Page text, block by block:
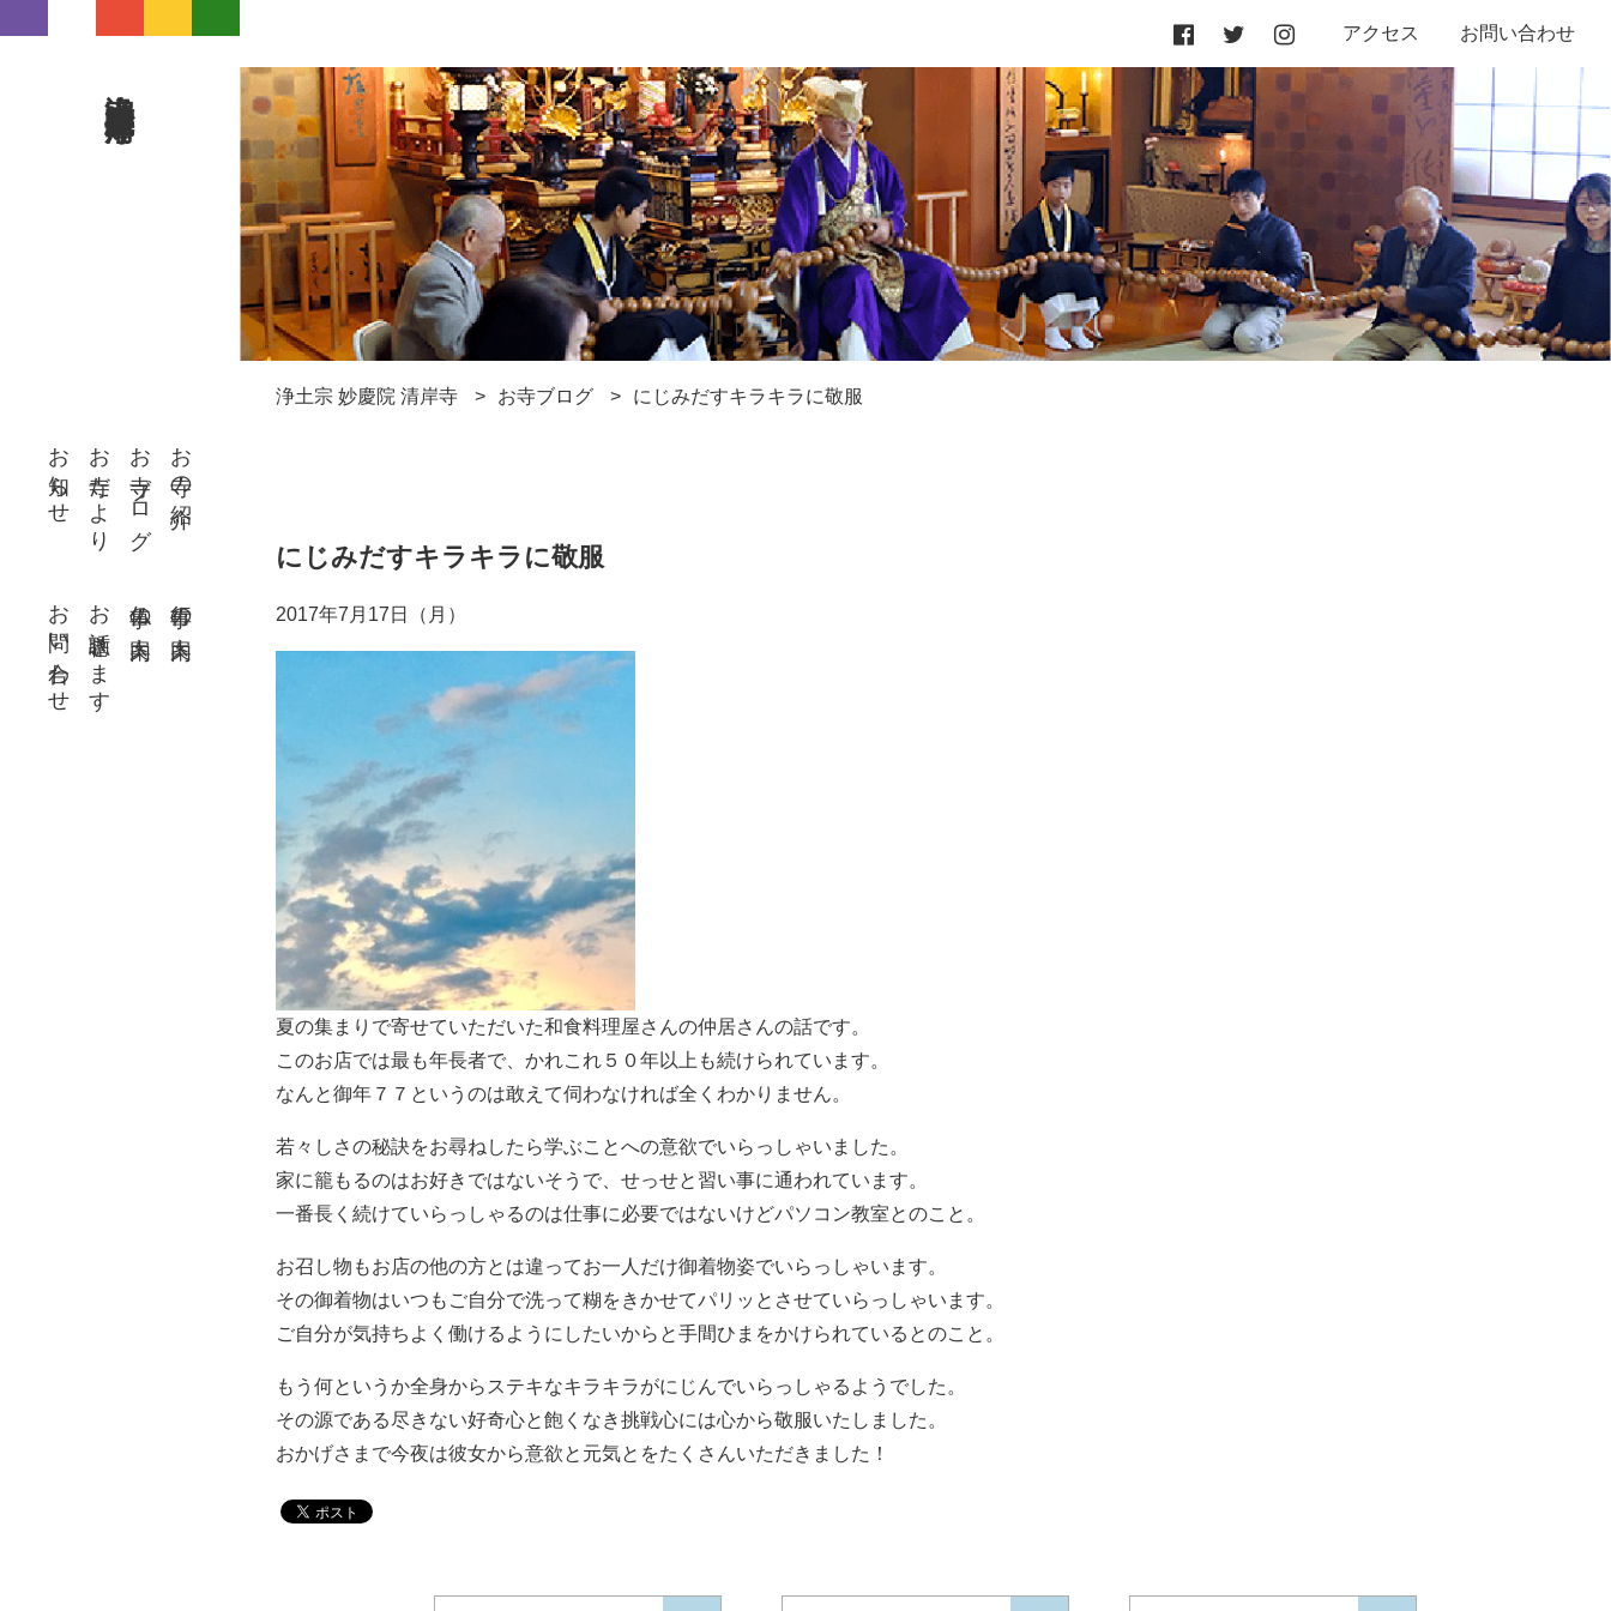
お寺の紹介
お寺ブログ
お寺だより
お知らせ
行事の案内
仏事の案内
お話聴きます
お問い合わせ
アクセス お問い合わせ
浄土宗 妙慶院 清岸寺 お寺ブログ にじみだすキラキラに敬服
にじみだすキラキラに敬服
2017年7月17日（月）
夏の集まりで寄せていただいた和食料理屋さんの仲居さんの話です。
このお店では最も年長者で、かれこれ５０年以上も続けられています。
なんと御年７７というのは敢えて伺わなければ全くわかりません。
若々しさの秘訣をお尋ねしたら学ぶことへの意欲でいらっしゃいました。
家に籠もるのはお好きではないそうで、せっせと習い事に通われています。
一番長く続けていらっしゃるのは仕事に必要ではないけどパソコン教室とのこと。
お召し物もお店の他の方とは違ってお一人だけ御着物姿でいらっしゃいます。
その御着物はいつもご自分で洗って糊をきかせてパリッとさせていらっしゃいます。
ご自分が気持ちよく働けるようにしたいからと手間ひまをかけられているとのこと。
もう何というか全身からステキなキラキラがにじんでいらっしゃるようでした。
その源である尽きない好奇心と飽くなき挑戦心には心から敬服いたしました。
おかげさまで今夜は彼女から意欲と元気とをたくさんいただきました！